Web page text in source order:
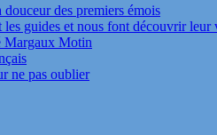
des premiers émois
guides et nous font découvrir leur
Margaux Motin
ne pas oublier